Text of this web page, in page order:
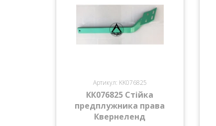
Артикул: KK076825
КК076825 Стійка
предплужника права
Квернеленд